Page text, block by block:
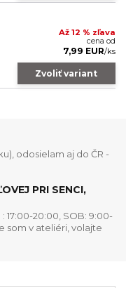
Až 12 % zľava
cena od
7,99 EUR/ks
Zvoliť variant
odosielam aj do ČR -
PRI SENCI,
: 17:00-20:00, SOB: 9:00-
som v ateliéri, volajte